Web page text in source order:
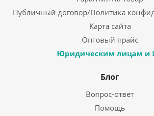
Публичный договор/Политика
Карта сайта
Оптовый прайс
Юридическим лицам и
Блог
Вопрос-ответ
Помощь